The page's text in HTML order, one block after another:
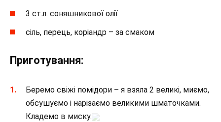
3 ст.л. соняшникової олії
сіль, перець, коріандр – за смаком
Приготування:
Беремо свіжі помідори – я взяла 2 великі, миємо,
обсушуємо і нарізаємо великими шматочками.
Кладемо в миску.